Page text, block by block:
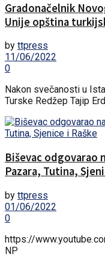
Gradonačelnik
Unije opština
by ttpress
11/06/2022
0
Nakon svečanosti u
Turske Redžep Tajip
Biševac odgovarao
Pazara, Tutina,
by ttpress
01/06/2022
0
https://
NP